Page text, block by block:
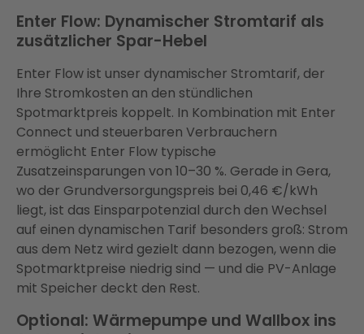
Enter Flow: Dynamischer Stromtarif als
zusätzlicher Spar-Hebel
Enter Flow ist unser dynamischer Stromtarif, der
Ihre Stromkosten an den stündlichen
Spotmarktpreis koppelt. In Kombination mit Enter
Connect und steuerbaren Verbrauchern
ermöglicht Enter Flow typische
Zusatzeinsparungen von 10–30 %. Gerade in Gera,
wo der Grundversorgungspreis bei 0,46 €/kWh
liegt, ist das Einsparpotenzial durch den Wechsel
auf einen dynamischen Tarif besonders groß: Strom
aus dem Netz wird gezielt dann bezogen, wenn die
Spotmarktpreise niedrig sind — und die PV-Anlage
mit Speicher deckt den Rest.
Optional: Wärmepumpe und Wallbox ins